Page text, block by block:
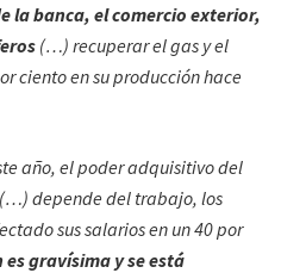
la banca, el comercio exterior,
(…) recuperar el gas y el
ciento en su producción hace
año, el poder adquisitivo del
depende del trabajo, los
sus salarios en un 40 por
es gravísima y se está